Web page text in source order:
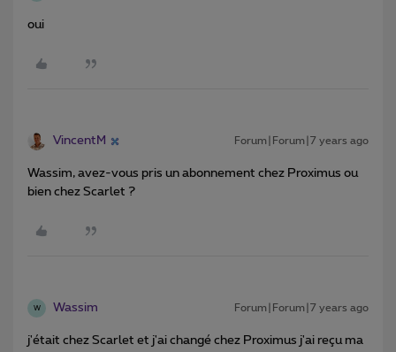
oui
VincentM Forum|Forum|7 years ago
Wassim, avez-vous pris un abonnement chez Proximus ou
bien chez Scarlet ?
W Wassim Forum|Forum|7 years ago
j'était chez Scarlet et j'ai changé chez Proximus j'ai reçu ma